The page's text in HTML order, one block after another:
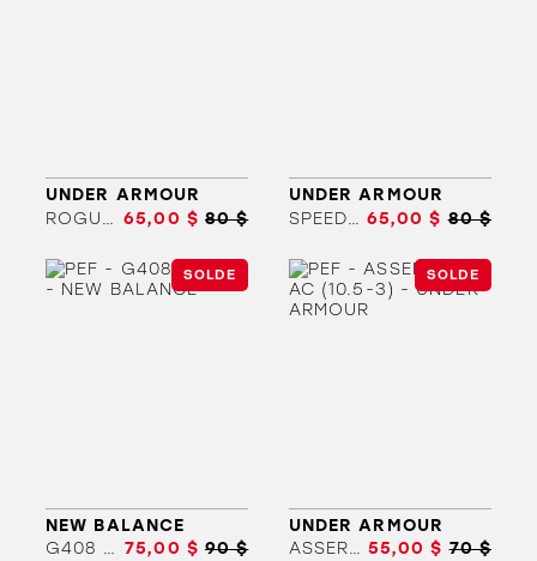
UNDER ARMOUR
ROGUE 6 (3.5-7) 65,00 $ 80 $
UNDER ARMOUR
SPEED SWIFT (3.5-7) 65,00 $ 80 $
SOLDE
NEW BALANCE
G408 (3.5-7) 75,00 $ 90 $
SOLDE
UNDER ARMOUR
ASSERT 10 AC (10.5-3) 55,00 $ 70 $